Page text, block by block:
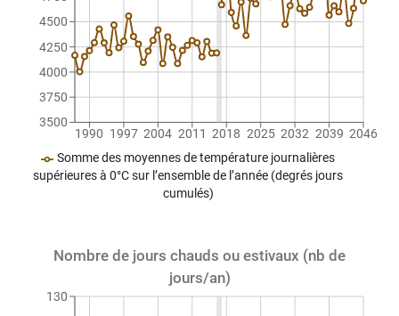
1990 1997 2004 2011 2018 2025 2032 2039 2046
3500
3750
4000
4250
4500
Somme des moyennes de température journalières
supérieures à 0°C sur l’ensemble de l’année (degrés jours
cumulés)
Nombre de jours chauds ou estivaux (nb de
jours/an)
130